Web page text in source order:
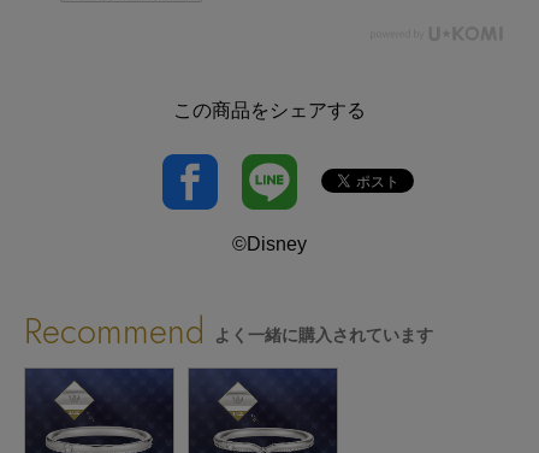
この商品をシェアする
©Disney
Recommend よく一緒に購入されています